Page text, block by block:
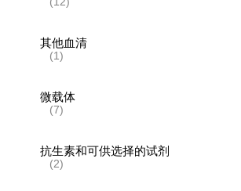
其他血清
(1)
微载体
(7)
抗生素和可供选择的试剂
(2)